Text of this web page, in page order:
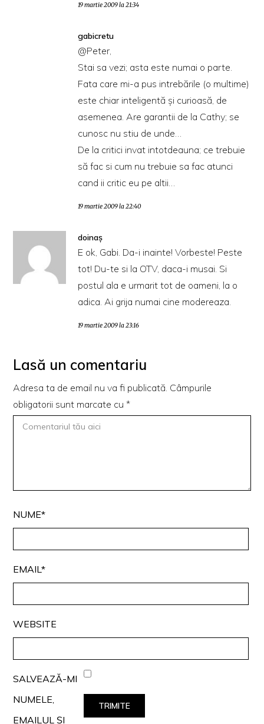
19 martie 2009 la 21:34
gabicretu
@Peter,
Stai sa vezi; asta este numai o parte.
Fata care mi-a pus intrebările (o multime)
este chiar inteligentă și curioasă, de
asemenea. Are garantii de la Cathy; se
cunosc nu stiu de unde…
De la critici invat intotdeauna; ce trebuie
să fac si cum nu trebuie sa fac atunci
cand ii critic eu pe altii…
19 martie 2009 la 22:40
doinaş
E ok, Gabi. Da-i inainte! Vorbeste! Peste
tot! Du-te si la OTV, daca-i musai. Si
postul ala e urmarit tot de oameni, la o
adica. Ai grija numai cine modereaza.
19 martie 2009 la 23:16
Lasă un comentariu
Adresa ta de email nu va fi publicată. Câmpurile
obligatorii sunt marcate cu*
NUME*
EMAIL*
WEBSITE
SALVEAZĂ-MI
NUMELE,
EMAILUL ȘI